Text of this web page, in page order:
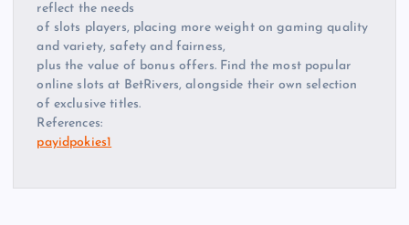
reflect the needs
of slots players, placing more weight on gaming quality
and variety, safety and fairness,
plus the value of bonus offers. Find the most popular
online slots at BetRivers, alongside their own selection
of exclusive titles.
References:
payidpokies1